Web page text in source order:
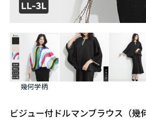
幾何学柄
ビジュー付ドルマンブラウス（幾